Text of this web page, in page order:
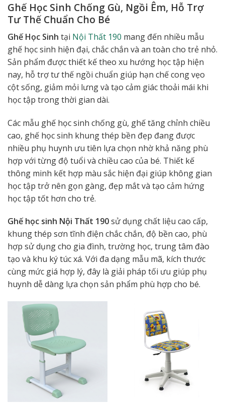
Ghế Học Sinh Chống Gù, Ngồi Êm, Hỗ Trợ
Tư Thế Chuẩn Cho Bé
Ghế Học Sinh tại Nội Thất 190 mang đến nhiều mẫu
ghế học sinh hiện đại, chắc chắn và an toàn cho trẻ nhỏ.
Sản phẩm được thiết kế theo xu hướng học tập hiện
nay, hỗ trợ tư thế ngồi chuẩn giúp hạn chế cong vẹo
cột sống, giảm mỏi lưng và tạo cảm giác thoải mái khi
học tập trong thời gian dài.
Các mẫu ghế học sinh chống gù, ghế tăng chỉnh chiều
cao, ghế học sinh khung thép bền đẹp đang được
nhiều phụ huynh ưu tiên lựa chọn nhờ khả năng phù
hợp với từng độ tuổi và chiều cao của bé. Thiết kế
thông minh kết hợp màu sắc hiện đại giúp không gian
học tập trở nên gọn gàng, đẹp mắt và tạo cảm hứng
học tập tốt hơn cho trẻ.
Ghế học sinh Nội Thất 190sử dụng chất liệu cao cấp,
khung thép sơn tĩnh điện chắc chắn, độ bền cao, phù
hợp sử dụng cho gia đình, trường học, trung tâm đào
tạo và khu ký túc xá. Với đa dạng mẫu mã, kích thước
cùng mức giá hợp lý, đây là giải pháp tối ưu giúp phụ
huynh dễ dàng lựa chọn sản phẩm phù hợp cho bé.